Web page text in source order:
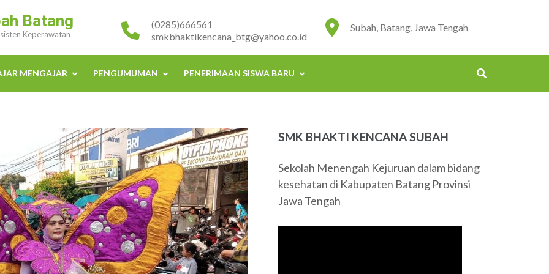
Batang
Keperawatan
Subah, Batang, Jawa Tengah
(0285)666561
smkbhaktikencana_btg@yahoo.co.id
MENGAJAR PENGUMUMAN PENERIMAAN SISWA BARU
SMK BHAKTI KENCANA SUBAH
Sekolah Menengah Kejuruan dalam bidang
kesehatan di Kabupaten Batang Provinsi
Jawa Tengah